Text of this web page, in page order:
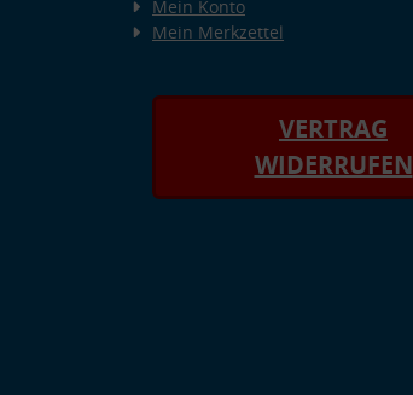
Mein Konto
Mein Merkzettel
VERTRAG
WIDERRUFEN